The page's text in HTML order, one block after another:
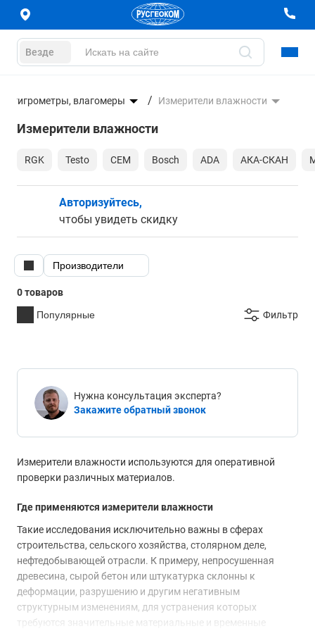
Везде
влагомеры Измерители влажности
Измерители влажности
RGK Testo CEM Bosch ADA АКА-СКАН
Авторизуйтесь,
чтобы увидеть скидку
Производители
0 товаров
Популярные
Фильтр
Нужна консультация эксперта?
Закажите обратный звонок
Измерители влажности используются для оперативной
проверки различных материалов.
Где применяются измерители влажности
Такие исследования исключительно важны в сферах
строительства, сельского хозяйства, столярном деле,
нефтедобывающей отрасли. К примеру, непросушенная
древесина, сырой бетон или штукатурка склонны к
деформации, разрушению и другим негативным
структурным изменениям, для устранения которых
требуются значительные материальные и временные